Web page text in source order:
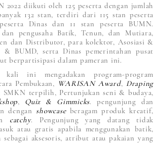
2022 diikuti oleh 125 peserta dengan jumlah
132 stan, terdiri dari 115 stan peserta
Dinas dan 11 stan peserta BUMN.
pengusaha Batik, Tenun, dan Mutiara,
dan Distributor, para kolektor, Asosiasi &
& BUMD, serta Dinas pemerintahan pusat
berpartisipasi dalam pameran ini.
kali ini mengadakan program-program
Pembukaan, WARISAN Award, Draping
SMKN terpilih, Pertunjukan seni & budaya,
, Quiz & Gimmicks. pengunjung dan
dengan showcaseberagam produk kreatif,
catchy. Pengunjung yang datang tidak
atau gratis apabila menggunakan batik,
aksesoris, atribut atau pakaian yang